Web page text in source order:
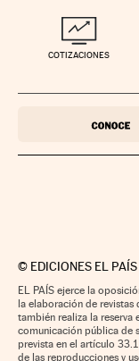
COTIZACIONES
© EDICIONES EL PAÍS
EL PAÍS ejerce la
la elaboración de
también realiza la
comunicación pública de
prevista en el artículo
de las reproducciones y